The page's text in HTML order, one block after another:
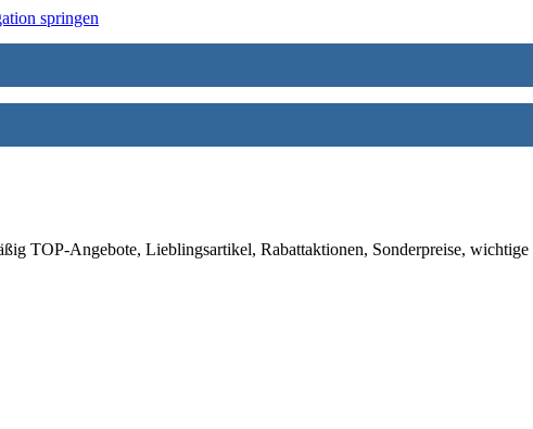
springen
TOP-Angebote, Lieblingsartikel, Rabattaktionen, Sonderpreise,